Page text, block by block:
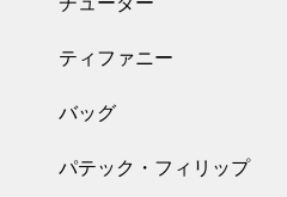
ティファニー
バッグ
パテック・フィリップ